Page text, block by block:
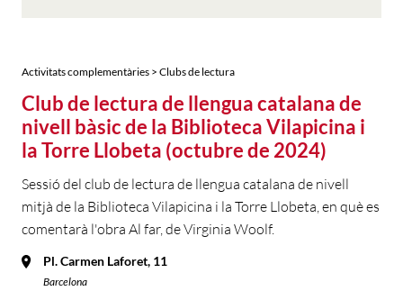
Activitats complementàries > Clubs de lectura
Club de lectura de llengua catalana de
nivell bàsic de la Biblioteca Vilapicina i
la Torre Llobeta (octubre de 2024)
Sessió del club de lectura de llengua catalana de nivell
mitjà de la Biblioteca Vilapicina i la Torre Llobeta, en què es
comentarà l'obra Al far, de Virginia Woolf.
Pl. Carmen Laforet, 11
Barcelona